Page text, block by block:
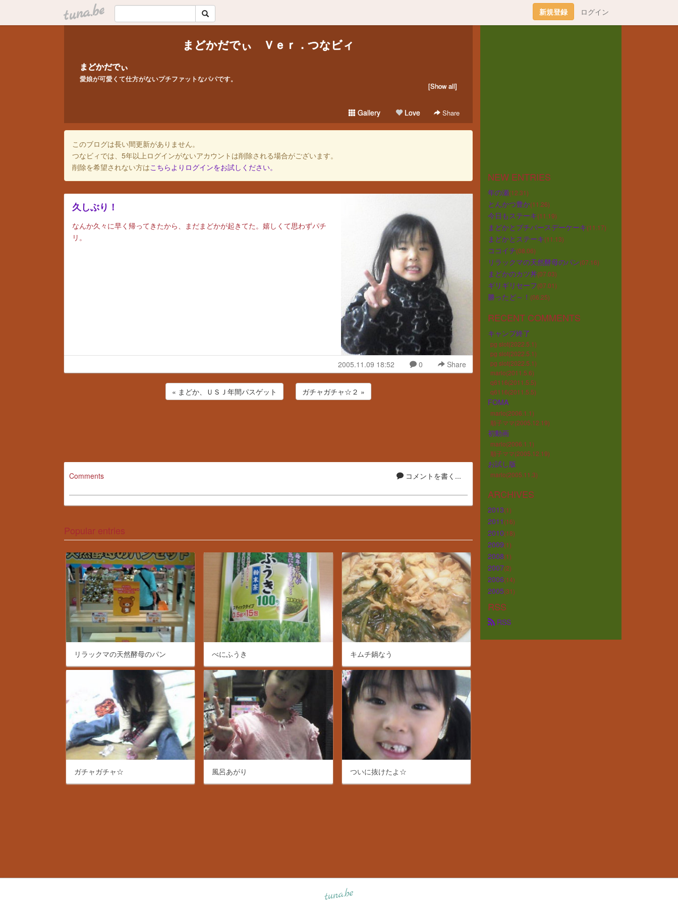
tuna.be 新規登録 ログイン
まどかだでぃ Ｖｅｒ．つなビィ
まどかだでぃ
愛娘が可愛くて仕方がないプチファットなパパです。
[Show all]
Gallery Love Share
このブログは長い間更新がありません。
つなビィでは、5年以上ログインがないアカウントは削除される場合がございます。
削除を希望されない方はこちらよりログインをお試しください。
久しぶり！
なんか久々に早く帰ってきたから、まだまどかが起きてた。嬉しくて思わずパチ
リ。
2005.11.09 18:52 0 Share
« まどか、ＵＳＪ年間パスゲット ガチャガチャ☆２ »
コメントを書く...
Comments
Popular entries
リラックマの天然酵母のパン べにふうき キムチ鍋なう
ガチャガチャ☆ 風呂あがり ついに抜けたよ☆
NEW ENTRIES
年の瀬(12.31)
とんかつ豊か(11.26)
今日もステーキ(11.19)
まどかとプチバースデーケーキ(11.17)
まどかとステーキ(11.13)
ココイチ(08.06)
リラックマの天然酵母のパン(07.16)
まどかのカツ丼(07.03)
ギリギリセーフ(07.01)
勝ったど～！ (06.25)
RECENT COMMENTS
キャンプ終了
pg slot(2022.5.1)
pg slot(2022.5.1)
pg slot(2022.5.1)
marlo(2011.5.6)
q6116(2011.5.5)
q6116(2011.5.5)
FOMA
marlo(2006.1.1)
順子ママ(2005.12.19)
初動画
marlo(2006.1.1)
順子ママ(2005.12.19)
お試し版
marlo(2005.11.3)
ARCHIVES
2013(1)
2011 (16)
2010(18)
2009(1)
2008(1)
2007(2)
2006(14)
2005(31)
RSS
RSS
tuna.be